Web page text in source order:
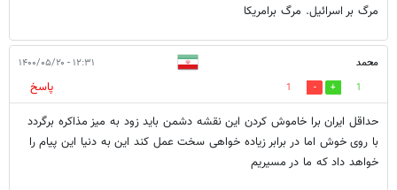
مرگ بر اسرائیل. مرگ برامریکا
محمد ۱۲:۳۱ - ۱۴۰۰/۰۵/۲۰
1
1
پاسخ
حداقل ایران برا خاموش کردن این نقشه دشمن باید زود به میز مذاکره برگردد
با روی خوش اما در برابر زیاده خواهی سخت عمل کند این به دنیا این پیام را
خواهد داد که ما در مسیریم